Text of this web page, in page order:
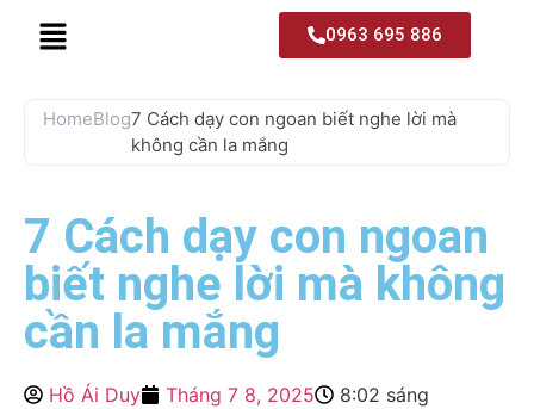
0963 695 886
HomeBlog7 Cách dạy con ngoan biết nghe lời mà
không cần la mắng
7 Cách dạy con ngoan
biết nghe lời mà không
cần la mắng
Hồ Ái Duy Tháng 7 8, 2025 8:02 sáng